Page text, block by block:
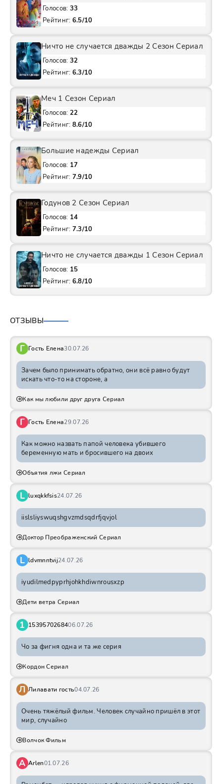
Голосов: 33
Рейтинг: 6.5/10
Ничто не случается дважды 2 Сезон Сериал
Голосов: 32
Рейтинг: 6.3/10
Меч 1 Сезон Сериал
Голосов: 22
Рейтинг: 8.6/10
Большие надежды Сериал
Голосов: 17
Рейтинг: 7.9/10
Годунов 2 Сезон Сериал
Голосов: 14
Рейтинг: 7.3/10
Ничто не случается дважды 1 Сезон Сериал
Голосов: 15
Рейтинг: 6.8/10
ОТЗЫВЫ
Г Гость Елена30.07.26
Зачем было принимать обратно, они всё равно будут
искать что-то на стороне, а
Как мы любили друг друга Сериал
Г Гость Елена29.07.26
Как можно назвать папой человека убившего
беременную мать и бросившего на двоих
Объятия лжи Сериал
L luxqkkfsis24.07.26
iislsliyswuqshgvzmdsqdrfjqvjol
Доктор Преображенский Сериал
L ldvmnntvij24.07.26
iyudilmedpyprhjohkhdiwnrousxzp
Дети ветра Сериал
1 1539570268406.07.26
Чо за фигня одна и та же серия
Кордон Сериал
Л Лилавати гость04.07.26
Очень тяжёлый фильм. Человек случайно пришёл в этот
мир, случайно
Волчок Фильм
A Arlen01.07.26